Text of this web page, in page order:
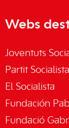
Webs
Joventuts
Partit
El Socialista
Fundación
Fundació